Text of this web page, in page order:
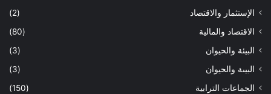
الإستثمار والاقتصاد
(2)
الاقتصاد والمالية
(80)
البيئة والحيوان
(3)
البيىة والحيوان
(3)
الجماعات الترابية
(150)